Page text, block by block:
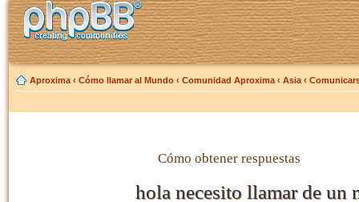
Aproxima ‹ Cómo llamar al Mundo ‹ Comunidad Aproxima ‹ Asia ‹
Cómo obtener respuestas
hola necesito llamar de un